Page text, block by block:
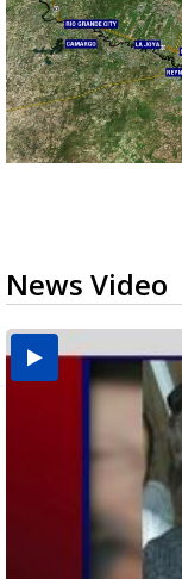
News Video